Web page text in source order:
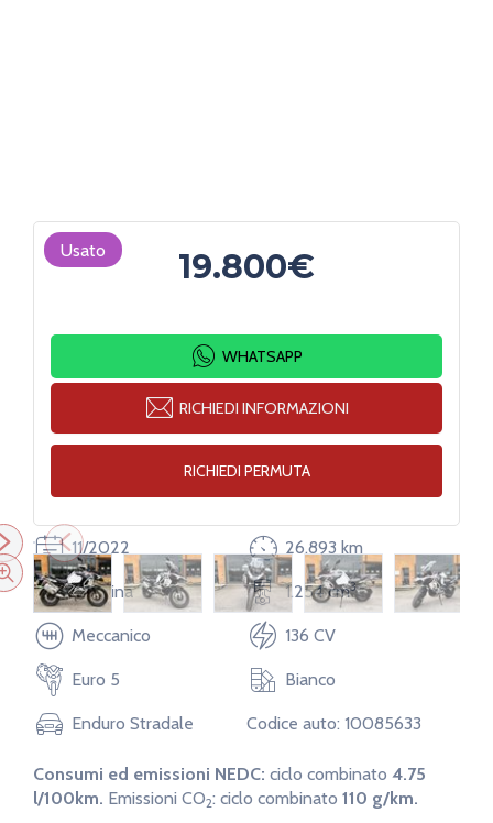
Usato
146 cm
19.800€
RICHIEDI INFORMAZIONI
WHATSAPP
RICHIEDI PERMUTA
11/2022 26.893 km
Benzina 1.254 cm3
Meccanico 136 CV
Euro 5 Bianco
Enduro Stradale Codice auto: 10085633
Consumi ed emissioni NEDC: ciclo combinato 4.75
l/100km. Emissioni CO2: ciclo combinato 110 g/km.